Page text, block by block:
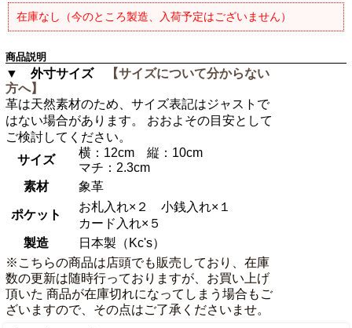
在庫なし（今のところ製造、入荷予定はございません）
商品説明
▼ 外寸サイズ
【サイズについて分からない
方へ】
革は天然素材のため、サイズ表記はジャストで
はない場合があります。 おおよその目安として
ご検討してください。
サイズ
横：12cm 縦：10cm
マチ：2.3cm
素材
象革
ポケット
お札入れ×２ 小銭入れ×１
カード入れ×５
製造
日本製（Kc's）
※こちらの商品は店頭でも販売しており、在庫
数の更新は随時行っておりますが、お買い上げ
頂いた 商品が在庫切れになってしまう場合もご
ざいますので、その点はご了承くださいませ。